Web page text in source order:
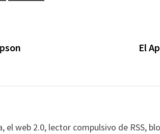
El
el web 2.0, lector compulsivo de RSS,